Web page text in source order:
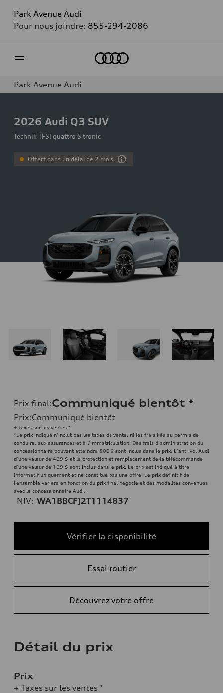
Park Avenue Audi
Pour nous joindre: 855-294-2086
Park Avenue Audi
2026 Audi Q3 SUV
Technik TFSI quattro S tronic
Offert dans un délai de 2 mois
Prix final:Communiqué bientôt *
Prix:Communiqué bientôt
+ Taxes sur les ventes *
*Le prix indiqué n’inclut pas les taxes de vente, ni les frais liés au permis de
conduire, aux assurances et à l’immatriculation. Des frais d’administration du
concessionnaire pouvant atteindre 500 $ sont inclus dans le prix. L'anti-vol Audi
d'une valeur de 469 $ et la protection et remplacement de la télécommande
d'une valeur de 169 $ sont inclus dans le prix. Le prix est indiqué à titre
informatif uniquement et ne constitue pas une offre. Le prix définitif de
l’ensemble variera en fonction du prix final négocié et des modalités convenues
avec le concessionnaire Audi.
NIV: WA1BBCFJ2T1114837
Vérifier la disponibilité
Essai routier
Découvrez votre offre
Détail du prix
Prix
+ Taxes sur les ventes *